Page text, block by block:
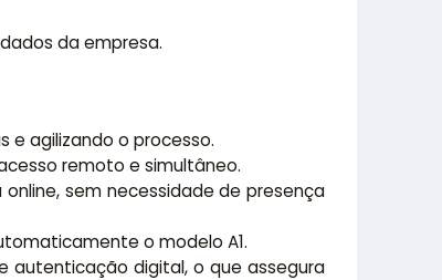
da empresa.
e agilizando o processo.
remoto e simultâneo.
sem necessidade de presença
o modelo A1.
autenticação digital, o que assegura